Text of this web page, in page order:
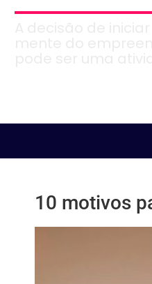
10 motivos